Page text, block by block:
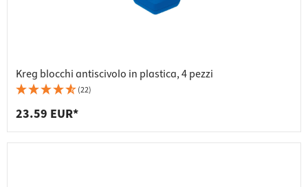
Kreg blocchi antiscivolo in plastica, 4 pezzi
(22)
23.59 EUR*